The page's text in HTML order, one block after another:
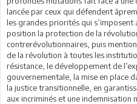
lancée par ceux qui défendent
les grandes priorités qui s’imposent
position la protection de la
contrerévolutionnaires, puis
de la révolution à toutes les
résistance, le développement de
gouvernementale, la mise en place
la justice transitionnelle, en
aux incriminés et une indemnisation